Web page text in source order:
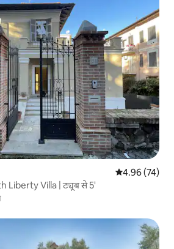
औसत रेटिंग 5 में
4.96 (74)
Liberty Villa | ट्यूब से 5'